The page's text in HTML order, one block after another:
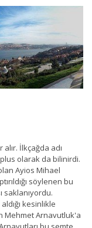
İlkçağda adı
olarak da bilinirdi.
Ayios Mihael
söylenen bu
saklanıyordu.
kesinlikle
Mehmet Arnavutluk'a